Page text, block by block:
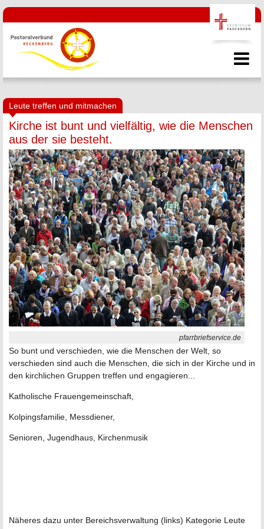
Leute treffen und mitmachen
Kirche ist bunt und vielfältig, wie die Menschen
aus der sie besteht.
pfarrbriefservice.de
So bunt und verschieden, wie die Menschen der Welt, so
verschieden sind auch die Menschen, die sich in der Kirche und in
den kirchlichen Gruppen treffen und engagieren...
Katholische Frauengemeinschaft,
Kolpingsfamilie, Messdiener,
Senioren, Jugendhaus, Kirchenmusik
Näheres dazu unter Bereichsverwaltung (links) Kategorie Leute